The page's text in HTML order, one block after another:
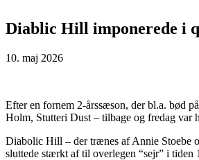
Diablic Hill imponerede i
10. maj 2026
Efter en fornem 2-årssæson, der bl.a. bød
Holm, Stutteri Dust – tilbage og fredag var
Diabolic Hill – der trænes af Annie Stoebe
sluttede stærkt af til overlegen “sejr” i tiden